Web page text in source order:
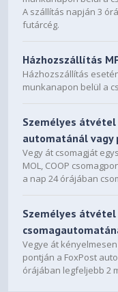
A szállítás napján 3
futárcég.
Házhozszállítás
Házhozszállítás
munkanapon belül a
Személyes átvétel
automatánál
Vegy át csomagját
MOL, COOP
a nap 24 órájában
Személyes átvétel
Vegye át
pontján a FoxPost
órájában legfeljebb 2